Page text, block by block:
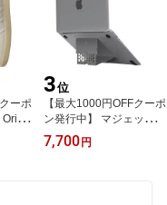
ーポ
ナ
コ
3位
【最大1000円OFFクーポ
ン発行中】 マジェックス
タンド Majextand ノート
パソコン スタンド PCス
7,700円